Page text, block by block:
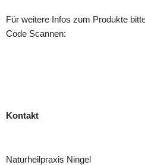
Für weitere Infos zum Produkte
Code Scannen:
Kontakt
Naturheilpraxis Ningel